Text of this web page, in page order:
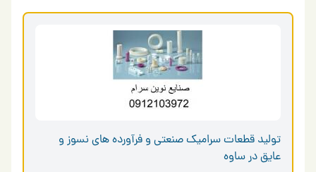
تولید قطعات سرامیک صنعتی و فرآورده های نسوز و
عایق در ساوه